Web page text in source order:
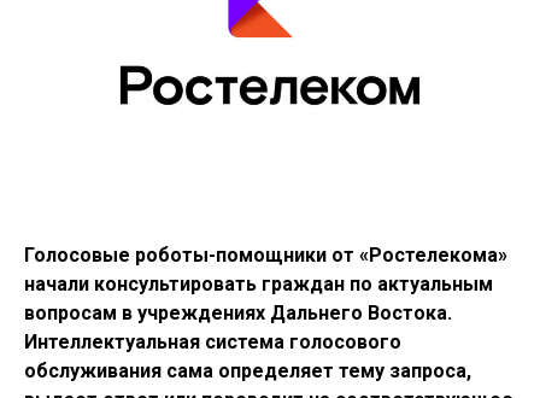
Голосовые роботы-помощники от «Ростелекома»
начали консультировать граждан по актуальным
вопросам в учреждениях Дальнего Востока.
Интеллектуальная система голосового
обслуживания сама определяет тему запроса,